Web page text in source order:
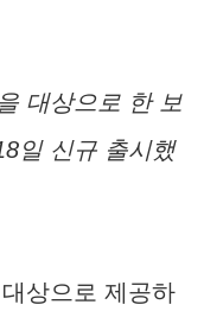
대상으로 한 보
일 신규 출시했
상으로 제공하